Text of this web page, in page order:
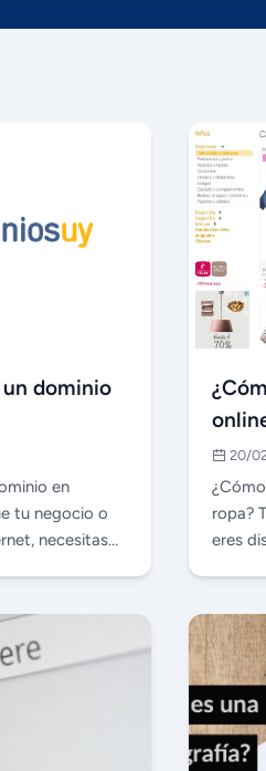
dominio
en
tu negocio o
necesitas
20/
ropa?
eres